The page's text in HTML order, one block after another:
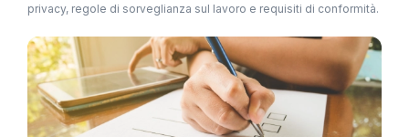
privacy, regole di sorveglianza sul lavoro e requisiti di conformità.